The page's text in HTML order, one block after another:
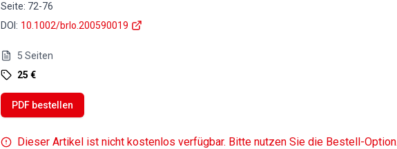
Seite: 72-76
DOI : 10.1002/brlo.200590019
5 Seiten
25 €
PDF bestellen
Dieser Artikel ist nicht kostenlos verfügbar. Bitte nutzen Sie die Bestell-Option.